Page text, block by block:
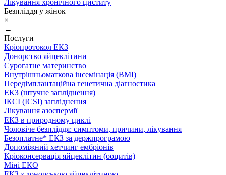
Лікування хронічного циститу
Безпліддя у жінок
×
←
Послуги
Кріопротокол ЕКЗ
Донорство яйцеклітини
Сурогатне материнство
Внутрішньоматкова інсемінація (ВМІ)
Передімплантаційна генетична діагностика
ЕКЗ (штучне запліднення)
ІКСІ (ICSI) запліднення
Лікування азоспермії
ЕКЗ в природному циклі
Чоловіче безпліддя: симптоми, причини, лікування
Безоплатне* ЕКЗ за держпрограмою
Допоміжний хетчинг ембріонів
Кріоконсервація яйцеклітин (ооцитів)
Міні ЕКО